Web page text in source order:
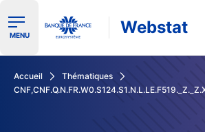
Ouvrir le menu de navigation
MENU Webstat
Accueil
Thématiques